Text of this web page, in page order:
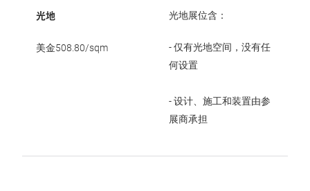
光地
美金508.80/sqm
光地展位含：
- 仅有光地空间，没有任
何设置
- 设计、施工和装置由参
展商承担